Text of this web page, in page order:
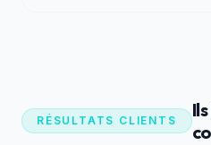
RÉSULTATS CLIENTS